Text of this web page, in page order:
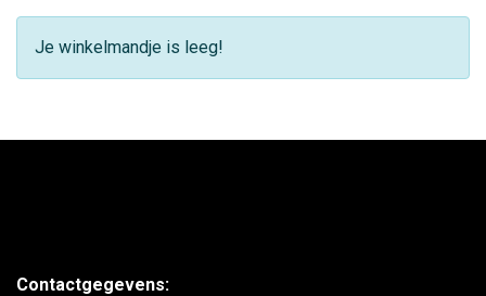
Je winkelmandje is leeg!
Contactgegevens: